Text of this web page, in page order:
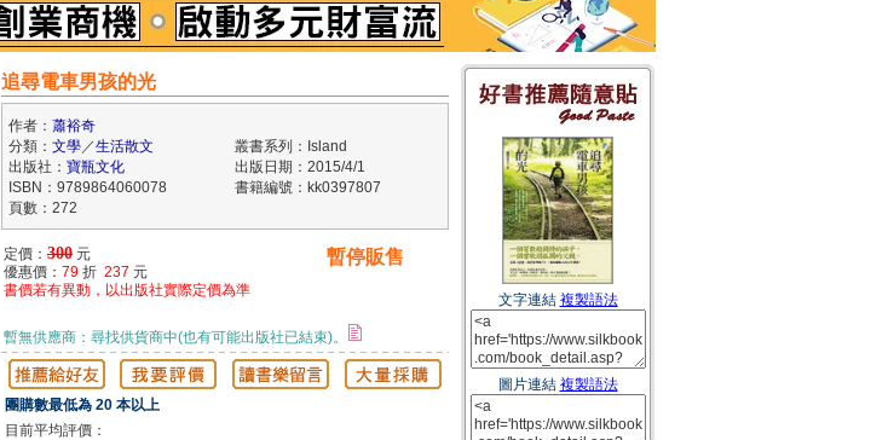
追尋電車男孩的光
作者： 蕭裕奇
分類： 文學／生活散文
叢書系列：Island
出版社： 寶瓶文化
出版日期：2015/4/1
ISBN：9789864060078
書籍編號：kk0397807
頁數：272
定價： 300 元
優惠價： 79 折 237 元
書價若有異動，以出版社實際定價為準
暫停販售
暫無供應商：尋找供貨商中(也有可能出版社已結束)。
團購數最低為 20 本以上
目前平均評價：
文字連結 複製語法
圖片連結 複製語法